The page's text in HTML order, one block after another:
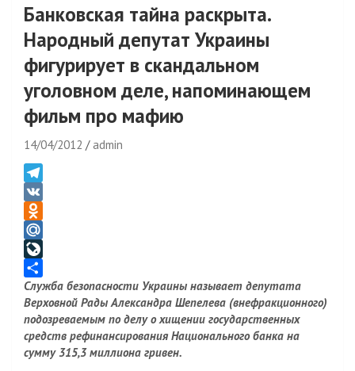
Банковская тайна раскрыта.
Народный депутат Украины
фигурирует в скандальном
уголовном деле, напоминающем
фильм про мафию
14/04/2012 admin
T
e
l
e
g
r
a
m
V
K
O
d
n
o
k
l
a
s
M
a
i
l
.
R
u
L
i
v
e
J
o
О
т
п
р
а
Служба безопасности Украины называет депутата
Верховной Рады Александра Шепелева (внефракционного)
подозреваемым по делу о хищении государственных
средств рефинансирования Национального банка на
сумму 315,3 миллиона гривен.